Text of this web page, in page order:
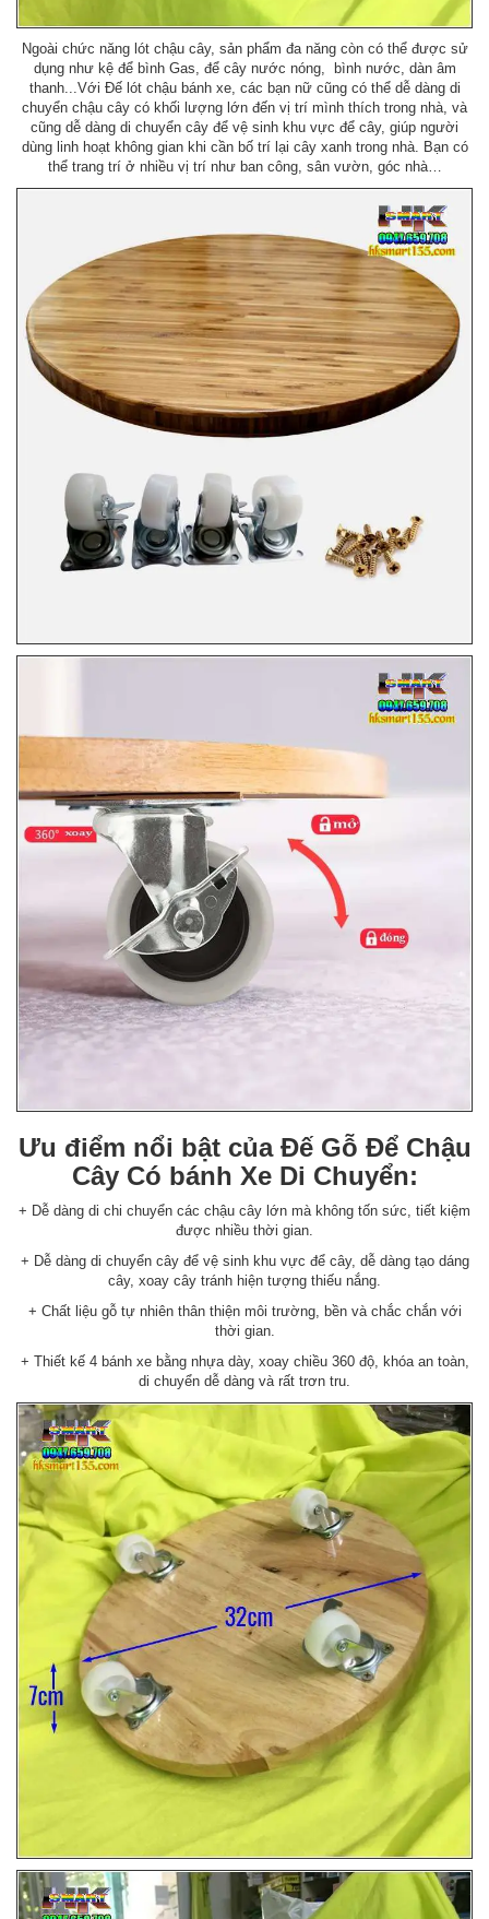
Ngoài chức năng lót chậu cây, sản phẩm đa năng còn có thể được sử
dụng như kệ để bình Gas, để cây nước nóng, bình nước, dàn âm
thanh...Với Đế lót chậu bánh xe, các bạn nữ cũng có thể dễ dàng di
chuyển chậu cây có khối lượng lớn đến vị trí mình thích trong nhà, và
cũng dễ dàng di chuyển cây để vệ sinh khu vực để cây, giúp người
dùng linh hoạt không gian khi cần bố trí lại cây xanh trong nhà. Bạn có
thể trang trí ở nhiều vị trí như ban công, sân vườn, góc nhà…
Ưu điểm nổi bật của Đế Gỗ Để Chậu
Cây Có bánh Xe Di Chuyển:
+ Dễ dàng di chi chuyển các chậu cây lớn mà không tốn sức, tiết kiệm
được nhiều thời gian.
+ Dễ dàng di chuyển cây để vệ sinh khu vực để cây, dễ dàng tạo dáng
cây, xoay cây tránh hiện tượng thiếu nắng.
+ Chất liệu gỗ tự nhiên thân thiện môi trường, bền và chắc chắn với
thời gian.
+ Thiết kế 4 bánh xe bằng nhựa dày, xoay chiều 360 độ, khóa an toàn,
di chuyển dễ dàng và rất trơn tru.